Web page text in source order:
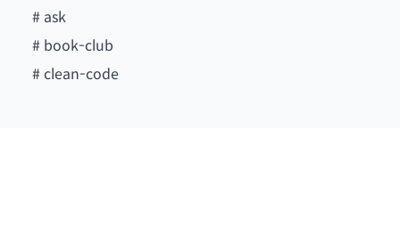
# ask
# book-club
#clean-code